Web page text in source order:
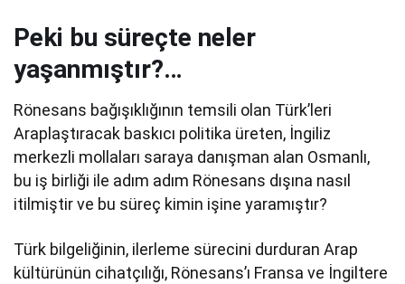
Peki bu süreçte neler
yaşanmıştır?…
Rönesans bağışıklığının temsili olan Türk’leri
Araplaştıracak baskıcı politika üreten, İngiliz
merkezli mollaları saraya danışman alan Osmanlı,
bu iş birliği ile adım adım Rönesans dışına nasıl
itilmiştir ve bu süreç kimin işine yaramıştır?
Türk bilgeliğinin, ilerleme sürecini durduran Arap
kültürünün cihatçılığı, Rönesans’ı Fransa ve İngiltere